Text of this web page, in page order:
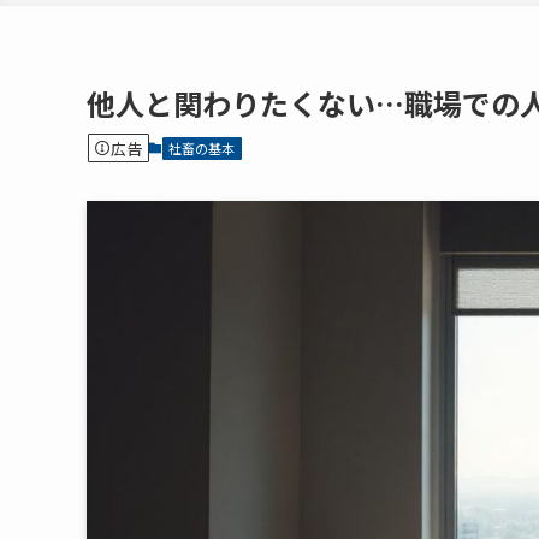
他人と関わりたくない…職場での
広告 社畜の基本